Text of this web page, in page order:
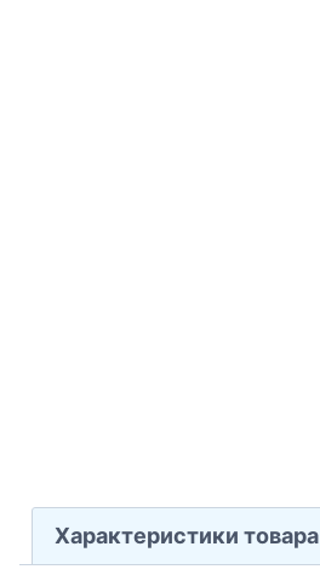
Характеристики товара